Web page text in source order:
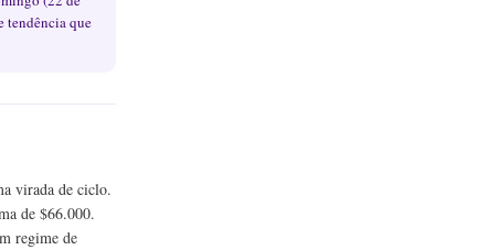
tendência que
virada de ciclo.
de $66.000.
regime de